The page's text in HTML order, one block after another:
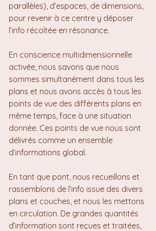
parallèles), d’espaces, de dimensions,
pour revenir à ce centre y déposer
l’info récoltée en résonance.
En conscience multidimensionnelle
activée, nous savons que nous
sommes simultanément dans tous les
plans et nous avons accès à tous les
points de vue des différents plans en
même temps, face à une situation
donnée. Ces points de vue nous sont
délivrés comme un ensemble
d’informations global.
En tant que pont, nous recueillons et
rassemblons de l’info issue des divers
plans et couches, et nous les mettons
en circulation. De grandes quantités
d’information sont reçues et traitées,